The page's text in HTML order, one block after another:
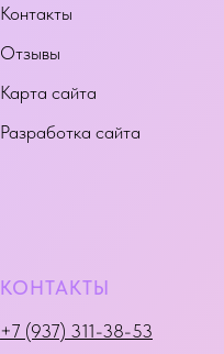
Контакты
Отзывы
Карта сайта
Разработка сайта
КОНТАКТЫ
+7 (937) 311-38-53